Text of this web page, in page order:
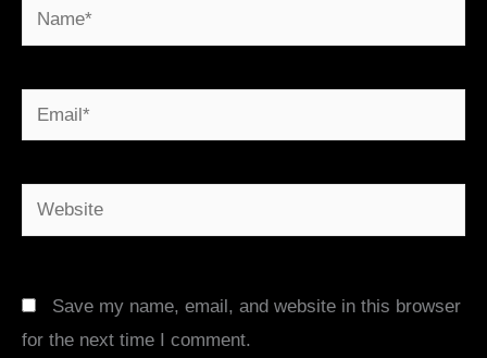
Name*
Email*
Website
Save my name, email, and website in this browser
for the next time I comment.